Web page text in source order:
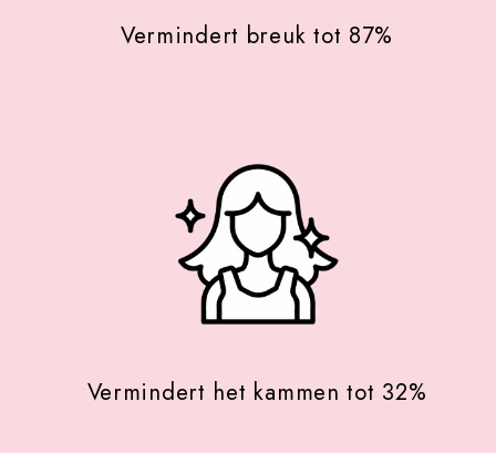
Vermindert breuk tot 87%
Vermindert het kammen tot 32%